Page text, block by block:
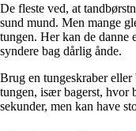
De fleste ved, at
sund mund. Men mange
tungen. Her kan de danne
syndere bag dårlig ånde.
Brug en tungeskraber
tungen, især bagerst, hvor
sekunder, men kan have